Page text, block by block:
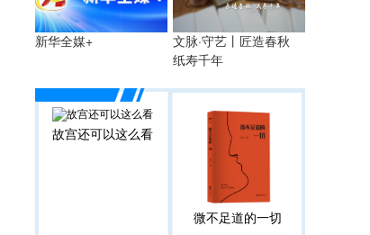
新华全媒+
文脉·守艺丨匠造春秋
纸寿千年
故宫还可以这么看
微不足道的一切